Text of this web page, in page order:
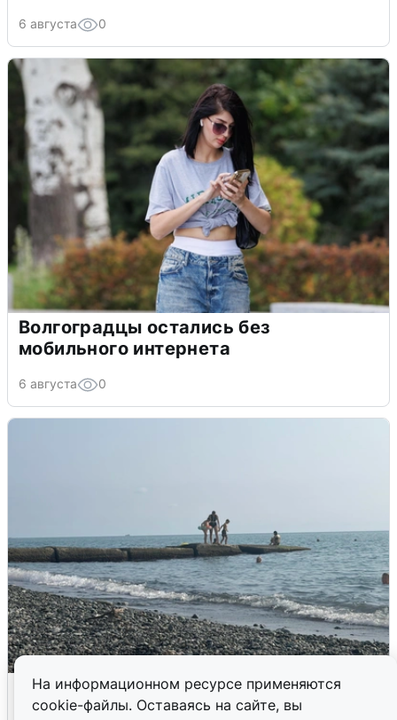
На информационном ресурсе применяются
cookie-файлы. Оставаясь на сайте, вы
6 августа 0
Волгоградцы остались без
мобильного интернета
6 августа 0
Сирены в Сочи: новая угроза БПЛА